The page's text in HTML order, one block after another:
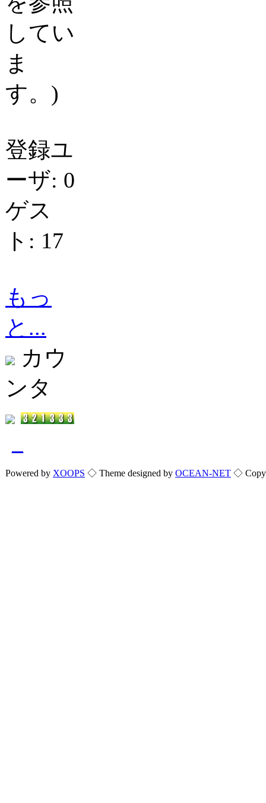
してい
ま
す。)
登録ユ
ーザ: 0
ゲス
ト: 17
もっ
と...
カウ
ンタ
Powered by XOOPS ◇ Theme designed by OCEAN-NET ◇